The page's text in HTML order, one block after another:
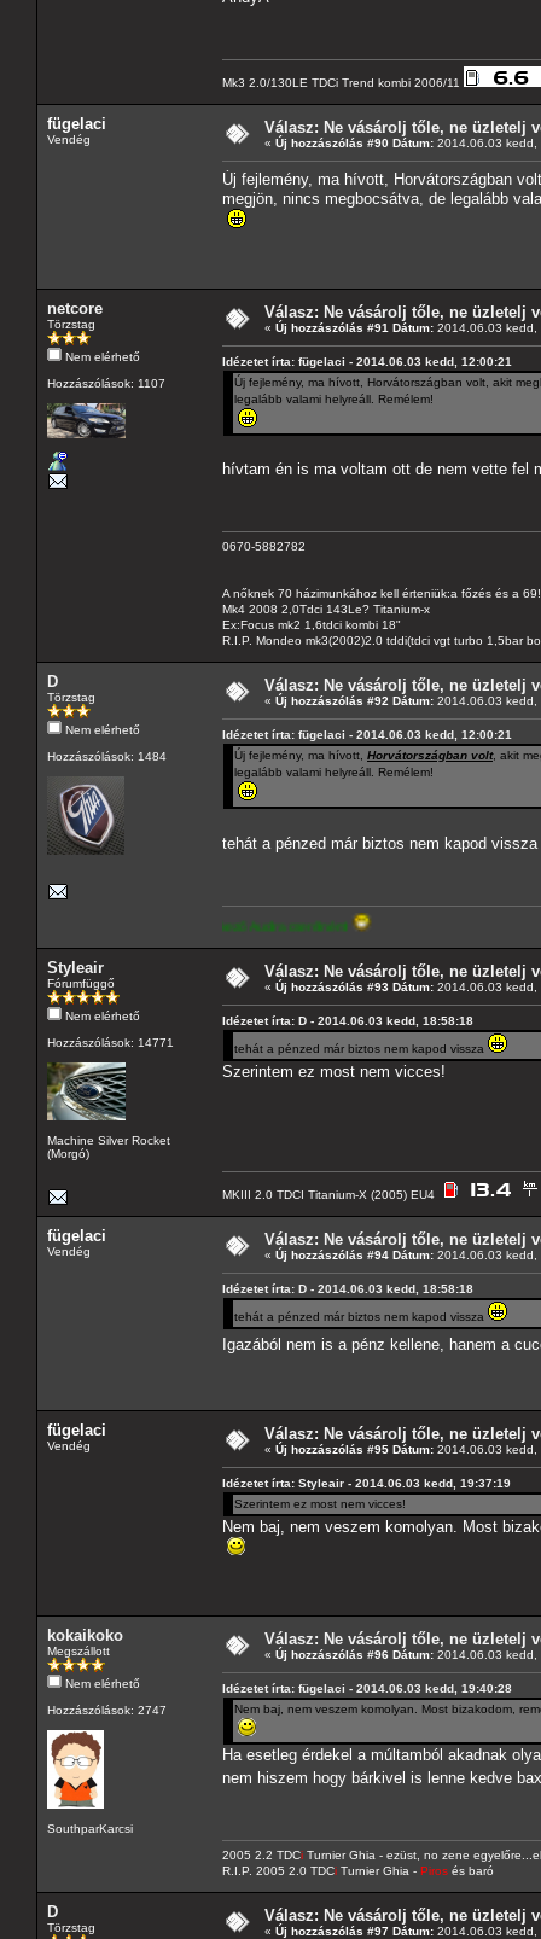
Mk3 2.0/130LE TDCi Trend kombi 2006/11
fügelaci
Vendég
Válasz: Ne vásárolj tőle, ne üzletelj
« Új hozzászólás #90 Dátum: 2014.06.03 kedd,
Új fejlemény, ma hívott, Horvátországban
megjön, nincs megbocsátva, de legalább
netcore
Törzstag
Nem elérhető
Hozzászólások: 1107
Válasz: Ne vásárolj tőle, ne üzletelj
« Új hozzászólás #91 Dátum: 2014.06.03 kedd,
Idézetet írta: fügelaci - 2014.06.03 kedd, 12:00:21
Új fejlemény, ma hívott, Horvátországban volt, akit
legalább valami helyreáll. Remélem!
hívtam én is ma voltam ott de nem vette
0670-5882782
A nőknek 70 házimunkához kell érteniük:a főzés és a 69!
Mk4 2008 2,0Tdci 143Le? Titanium-x
Ex:Focus mk2 1,6tdci kombi 18"
R.I.P. Mondeo mk3(2002)2.0 tddi(tdci vgt turbo 1,5bar
D
Törzstag
Nem elérhető
Hozzászólások: 1484
Válasz: Ne vásárolj tőle, ne üzletelj
« Új hozzászólás #92 Dátum: 2014.06.03 kedd,
Idézetet írta: fügelaci - 2014.06.03 kedd, 12:00:21
Új fejlemény, ma hívott, Horvátországban volt, akit
legalább valami helyreáll. Remélem!
tehát a pénzed már biztos nem kapod vissza
paraméterekkel rendelkező Audira cserélném!
Styleair
Fórumfüggő
Nem elérhető
Hozzászólások: 14771
Machine Silver Rocket
(Morgó)
Válasz: Ne vásárolj tőle, ne üzletelj
« Új hozzászólás #93 Dátum: 2014.06.03 kedd,
Idézetet írta: D - 2014.06.03 kedd, 18:58:18
tehát a pénzed már biztos nem kapod vissza
Szerintem ez most nem vicces!
MKIII 2.0 TDCI Titanium-X (2005) EU4
fügelaci
Vendég
Válasz: Ne vásárolj tőle, ne üzletelj
« Új hozzászólás #94 Dátum: 2014.06.03 kedd,
Idézetet írta: D - 2014.06.03 kedd, 18:58:18
tehát a pénzed már biztos nem kapod vissza
Igazából nem is a pénz kellene, hanem a
fügelaci
Vendég
Válasz: Ne vásárolj tőle, ne üzletelj
« Új hozzászólás #95 Dátum: 2014.06.03 kedd,
Idézetet írta: Styleair - 2014.06.03 kedd, 19:37:19
Szerintem ez most nem vicces!
Nem baj, nem veszem komolyan. Most
kokaikoko
Megszállott
Nem elérhető
Hozzászólások: 2747
SouthparKarcsi
Válasz: Ne vásárolj tőle, ne üzletelj
« Új hozzászólás #96 Dátum: 2014.06.03 kedd,
Idézetet írta: fügelaci - 2014.06.03 kedd, 19:40:28
Nem baj, nem veszem komolyan. Most bizakodom,
Ha esetleg érdekel a múltamból akadnak
nem hiszem hogy bárkivel is lenne kedve
2005 2.2 TDCi Turnier Ghia - ezüst, no zene
R.I.P. 2005 2.0 TDCi Turnier Ghia - Piros és baró
D
Törzstag
Válasz: Ne vásárolj tőle, ne üzletelj
« Új hozzászólás #97 Dátum: 2014.06.03 kedd,